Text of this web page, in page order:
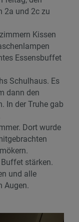
2a und 2c zu
Kissen
Essensbuffet
Schulhaus. Es
dann den
In der Truhe gab
Dort wurde
stärken.
und alle
Augen.